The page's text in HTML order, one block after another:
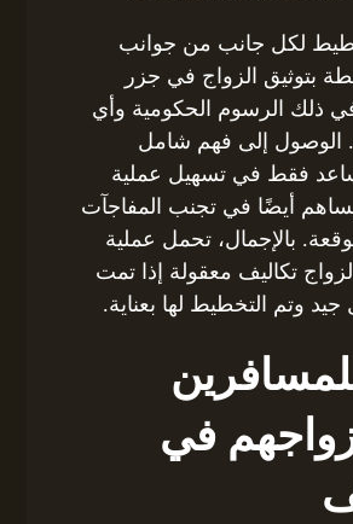
لكل جانب من جوانب
بتوثيق الزواج في جزر
في ذلك الرسوم الحكومية وأي
الوصول إلى فهم شامل
فقط في تسهيل عملية
أيضًا في تجنب المفاجآت
بالإجمال، تحمل عملية
تكاليف معقولة إذا تمت
وتم التخطيط لها بعناية.
زواجهم في